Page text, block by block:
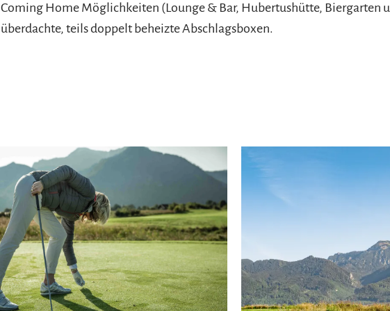
Coming Home Möglichkeiten (Lounge & Bar, Hubertushütte, Biergarten
überdachte, teils doppelt beheizte Abschlagsboxen.